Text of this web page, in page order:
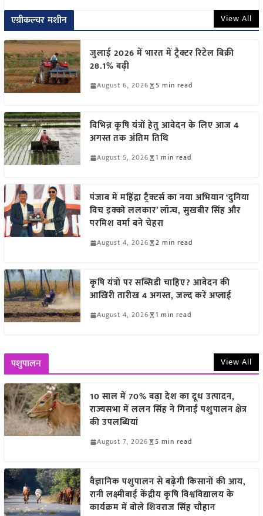
एग्रीकल्चर मशीन View All
जुलाई 2026 में भारत में ट्रैक्टर रिटेल बिक्री
28.1% बढ़ी
August 6, 2026 5 min read
विभिन्न कृषि यंत्रों हेतु आवेदन के लिए आज 4
अगस्त तक अंतिम तिथि
August 5, 2026 1 min read
पंजाब में महिंद्रा ट्रैक्टर्स का नया अभियान ‘दुनिया
विच इक्को ललकार’ लॉन्च, सुखबीर सिंह और
परमिश वर्मा बने चेहरा
August 4, 2026 2 min read
कृषि यंत्रों पर सब्सिडी चाहिए? आवेदन की
आखिरी तारीख 4 अगस्त, जल्द करें अप्लाई
August 4, 2026 1 min read
पशुपालन View All
10 साल में 70% बढ़ा देश का दूध उत्पादन,
राज्यसभा में ललन सिंह ने गिनाईं पशुपालन क्षेत्र
की उपलब्धियां
August 7, 2026 5 min read
वैज्ञानिक पशुपालन से बढ़ेगी किसानों की आय,
रानी लक्ष्मीबाई केंद्रीय कृषि विश्वविद्यालय के
कार्यक्रम में बोले शिवराज सिंह चौहान